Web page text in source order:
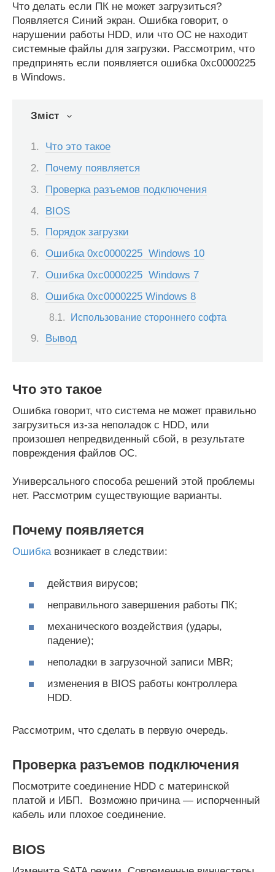
Что делать если ПК не может загрузиться?
Появляется Синий экран. Ошибка говорит, о
нарушении работы HDD, или что ОС не находит
системные файлы для загрузки. Рассмотрим, что
предпринять если появляется ошибка 0xc0000225
в Windows.
Зміст
Что это такое
Почему появляется
Проверка разъемов подключения
BIOS
Порядок загрузки
Ошибка 0xc0000225 Windows 10
Ошибка 0xc0000225 Windows 7
Ошибка 0xc0000225 Windows 8
Использование стороннего софта
Вывод
Что это такое
Ошибка говорит, что система не может правильно
загрузиться из-за неполадок с HDD, или
произошел непредвиденный сбой, в результате
повреждения файлов ОС.
Универсального способа решений этой проблемы
нет. Рассмотрим существующие варианты.
Почему появляется
Ошибкавозникает в следствии:
действия вирусов;
неправильного завершения работы ПК;
механического воздействия (удары,
падение);
неполадки в загрузочной записи MBR;
изменения в BIOS работы контроллера
HDD.
Рассмотрим, что сделать в первую очередь.
Проверка разъемов подключения
Посмотрите соединение HDD с материнской
платой и ИБП. Возможно причина — испорченный
кабель или плохое соединение.
BIOS